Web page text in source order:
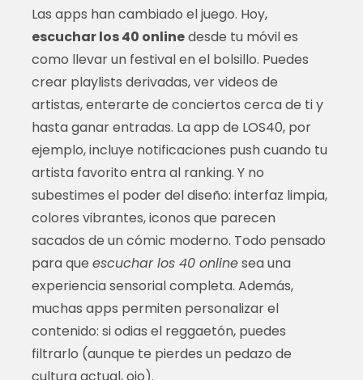
Las apps han cambiado el juego. Hoy,
escuchar los 40 onlinedesde tu móvil es
como llevar un festival en el bolsillo. Puedes
crear playlists derivadas, ver videos de
artistas, enterarte de conciertos cerca de ti y
hasta ganar entradas. La app de LOS40, por
ejemplo, incluye notificaciones push cuando tu
artista favorito entra al ranking. Y no
subestimes el poder del diseño: interfaz limpia,
colores vibrantes, iconos que parecen
sacados de un cómic moderno. Todo pensado
para que escuchar los 40 onlinesea una
experiencia sensorial completa. Además,
muchas apps permiten personalizar el
contenido: si odias el reggaetón, puedes
filtrarlo (aunque te pierdes un pedazo de
cultura actual, ojo).